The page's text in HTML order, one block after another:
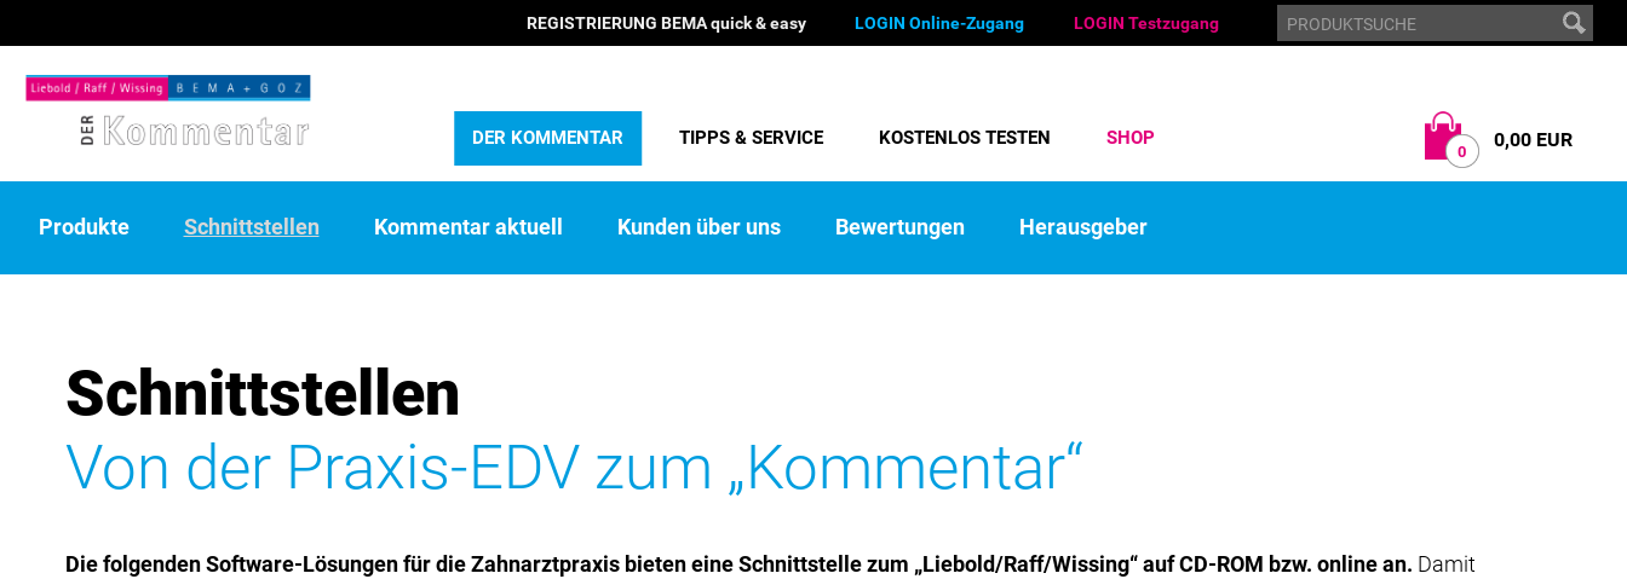
REGISTRIERUNG BEMA quick & easy LOGIN Online-Zugang LOGIN Testzugang
DER KOMMENTAR TIPPS & SERVICE KOSTENLOS TESTEN SHOP
0 0,00 EUR
Produkte Schnittstellen Kommentar aktuell Kunden über uns Bewertungen Herausgeber
Schnittstellen
Von der Praxis-EDV zum „Kommentar“
Die folgenden Software-Lösungen für die Zahnarztpraxis bieten eine Schnittstelle zum „Liebold/Raff/Wissing“ auf CD-ROM bzw. online an. Damit